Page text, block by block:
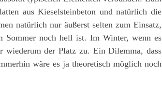
aus Kieselsteinbeton und natürlich die
natürlich nur äußerst selten zum Einsatz,
Sommer noch hell ist. Im Winter, wenn es
wiederum der Platz zu. Ein Dilemma, dass
wäre es ja theoretisch möglich noch